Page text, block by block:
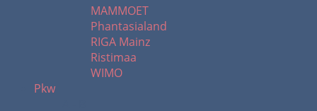
MAMMOET
Phantasialand
RIGA Mainz
Ristimaa
WIMO
Pkw